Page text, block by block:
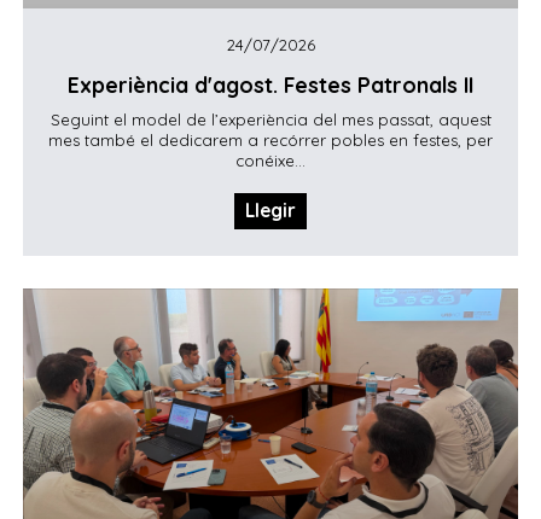
24/07/2026
Experiència d'agost. Festes Patronals II
Seguint el model de l’experiència del mes passat, aquest
mes també el dedicarem a recórrer pobles en festes, per
conéixe...
Llegir